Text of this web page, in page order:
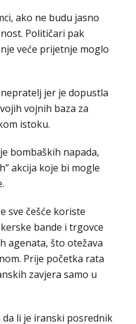
ako ne budu jasno
Političari pak
veće prijetnje moglo
jer je dopustla
vojnih baza za
istoku.
bombaških napada,
akcija koje bi mogle
sve češće koriste
bande i trgovce
agenata, što otežava
Prije početka rata
zavjera samo u
li je iranski posrednik